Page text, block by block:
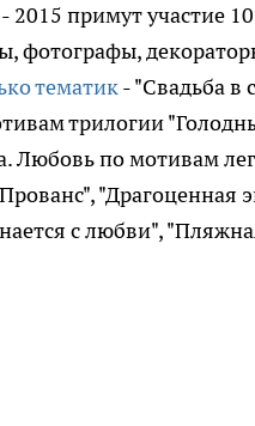
2015 примут участие
фотографы,
тематик- "Свадьба в
трилогии
Любовь по мотивам
"Драгоценная
с любви",